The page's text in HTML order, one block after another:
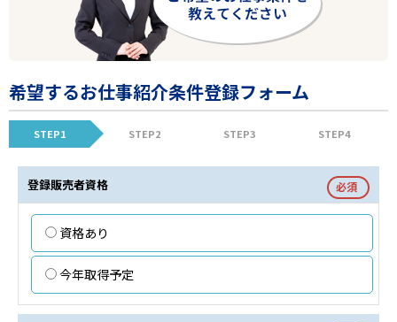
希望するお仕事紹介条件登録フォーム
STEP1 STEP2 STEP3 STEP4
登録販売者資格 必須
資格あり
今年取得予定